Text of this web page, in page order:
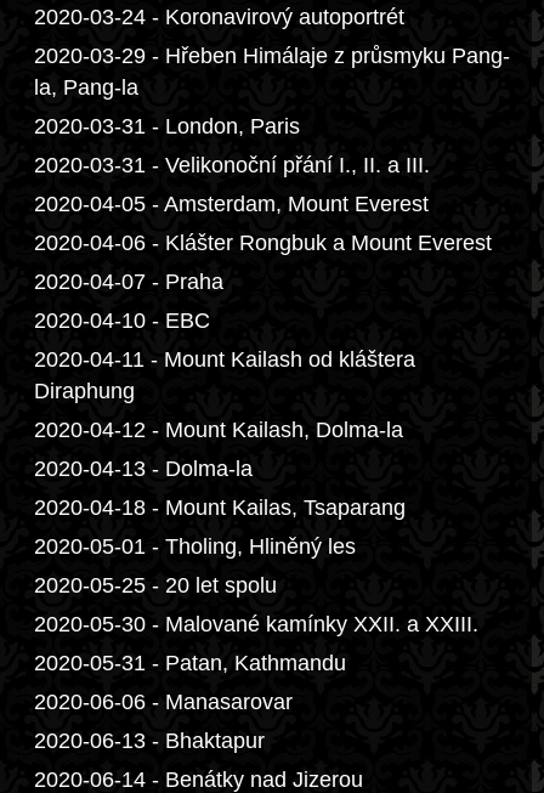
2020-03-24 - Koronavirový autoportrét
2020-03-29 - Hřeben Himálaje z průsmyku Pang-
la, Pang-la
2020-03-31 - London, Paris
2020-03-31 - Velikonoční přání I., II. a III.
2020-04-05 - Amsterdam, Mount Everest
2020-04-06 - Klášter Rongbuk a Mount Everest
2020-04-07 - Praha
2020-04-10 - EBC
2020-04-11 - Mount Kailash od kláštera
Diraphung
2020-04-12 - Mount Kailash, Dolma-la
2020-04-13 - Dolma-la
2020-04-18 - Mount Kailas, Tsaparang
2020-05-01 - Tholing, Hliněný les
2020-05-25 - 20 let spolu
2020-05-30 - Malované kamínky XXII. a XXIII.
2020-05-31 - Patan, Kathmandu
2020-06-06 - Manasarovar
2020-06-13 - Bhaktapur
2020-06-14 - Benátky nad Jizerou